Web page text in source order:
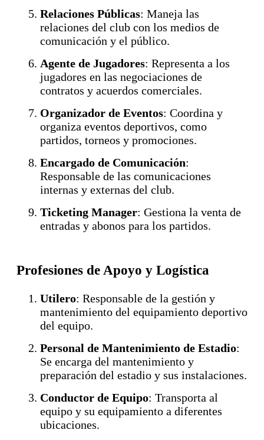
Relaciones Públicas: Maneja las
relaciones del club con los medios de
comunicación y el público.
Agente de Jugadores: Representa a los
jugadores en las negociaciones de
contratos y acuerdos comerciales.
Organizador de Eventos: Coordina y
organiza eventos deportivos, como
partidos, torneos y promociones.
Encargado de Comunicación:
Responsable de las comunicaciones
internas y externas del club.
Ticketing Manager: Gestiona la venta de
entradas y abonos para los partidos.
Profesiones de Apoyo y Logística
Utilero: Responsable de la gestión y
mantenimiento del equipamiento deportivo
del equipo.
Personal de Mantenimiento de Estadio:
Se encarga del mantenimiento y
preparación del estadio y sus instalaciones.
Conductor de Equipo: Transporta al
equipo y su equipamiento a diferentes
ubicaciones.